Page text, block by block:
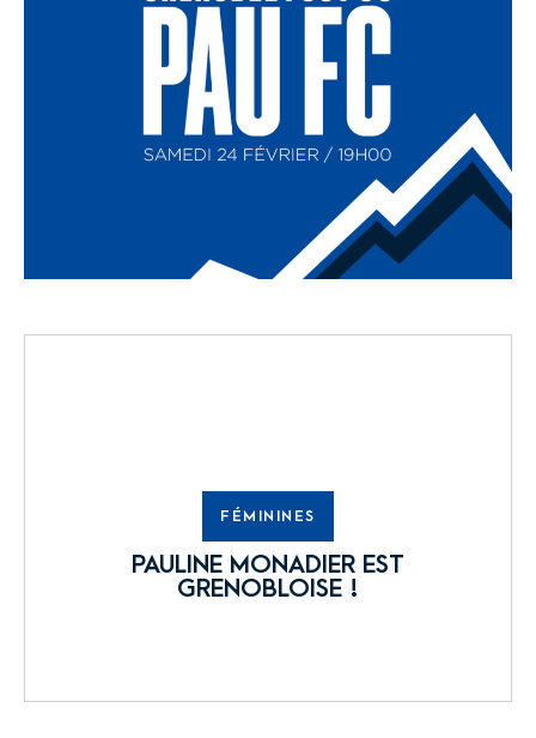
FÉMININES
PAULINE MONADIER EST
GRENOBLOISE !